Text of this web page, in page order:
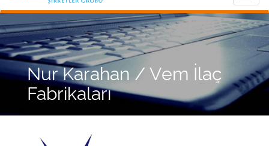
Nur Karahan / Vem İlaç
Fabrikaları